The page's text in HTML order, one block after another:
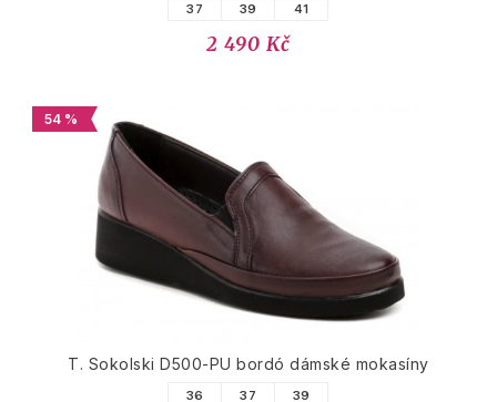
37 39 41
2 490 Kč
54 %
T. Sokolski D500-PU bordó dámské mokasíny
36 37 39